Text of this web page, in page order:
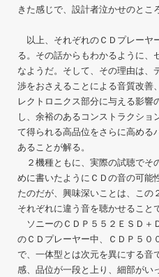
きた感じで、設計者泣かせのとこ
以上、それぞれのＣＤプレーヤ
る。その話からもわかるように、
なようだ。そして、その理由は、
渉をおさえることによる音質改善
レクトロニクス部分に与える影響
し、余裕のあるコンストラクショ
て得られる高品位をさらに高める
あることが解る。
２機種ともに、実際の試聴でそ
めに書いたようにＣＤの音の可能
たのだが、興味深いことは、この
それぞれに違う音を聴かせること
ソニーのＣＤＰ５５２ＥＳＤ＋
のＣＤプレーヤー中、ＣＤＰ５０
で、一体型とは次元を異にする音
感、品位が一段と上り、細部がい